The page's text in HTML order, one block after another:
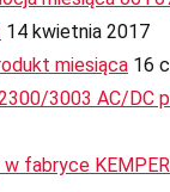
14 kwietnia 2017
miesiąca 16
3003 AC/DC
fabryce KEMPER